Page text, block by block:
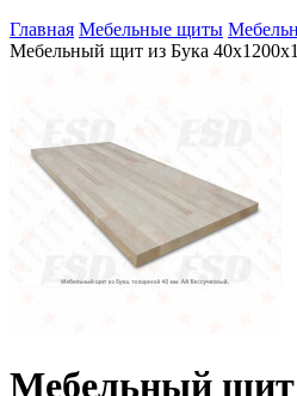
Главная Мебельные щиты
Мебельный щит из Бука
Мебельный щит